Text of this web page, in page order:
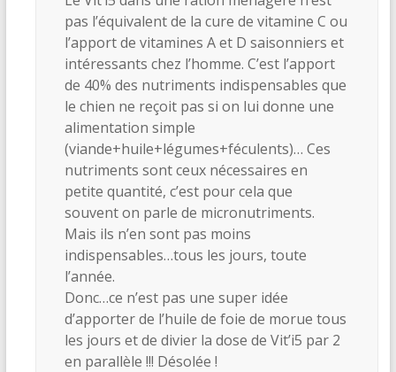
pas l’équivalent de la cure de vitamine C ou
l’apport de vitamines A et D saisonniers et
intéressants chez l’homme. C’est l’apport
de 40% des nutriments indispensables que
le chien ne reçoit pas si on lui donne une
alimentation simple
(viande+huile+légumes+féculents)… Ces
nutriments sont ceux nécessaires en
petite quantité, c’est pour cela que
souvent on parle de micronutriments.
Mais ils n’en sont pas moins
indispensables…tous les jours, toute
l’année.
Donc…ce n’est pas une super idée
d’apporter de l’huile de foie de morue tous
les jours et de divier la dose de Vit’i5 par 2
en parallèle !!! Désolée !